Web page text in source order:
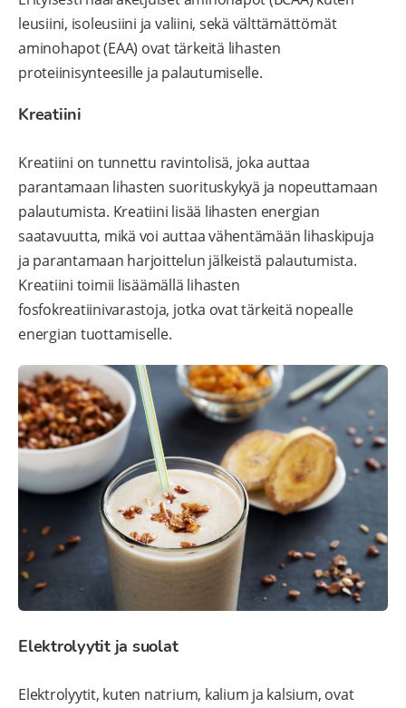
leusiini, isoleusiini ja valiini, sekä välttämättömät
aminohapot (EAA) ovat tärkeitä lihasten
proteiinisynteesille ja palautumiselle.
Kreatiini
Kreatiini on tunnettu ravintolisä, joka auttaa
parantamaan lihasten suorituskykyä ja nopeuttamaan
palautumista. Kreatiini lisää lihasten energian
saatavuutta, mikä voi auttaa vähentämään lihaskipuja
ja parantamaan harjoittelun jälkeistä palautumista.
Kreatiini toimii lisäämällä lihasten
fosfokreatiinivarastoja, jotka ovat tärkeitä nopealle
energian tuottamiselle.
Elektrolyytit ja suolat
Elektrolyytit, kuten natrium, kalium ja kalsium, ovat